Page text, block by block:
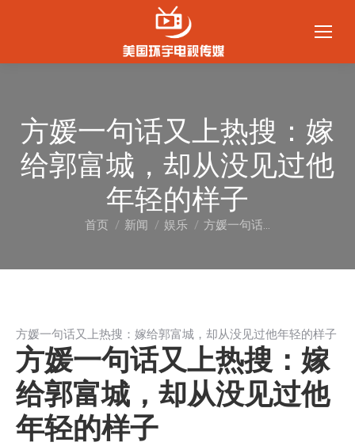
方媛一句话又上热搜：嫁
给郭富城，却从没见过他
年轻的样子
您在这里：
首页 新闻 娱乐 方媛一句话…
方媛一句话又上热搜：嫁给郭富城，却从没见过他年轻的样子
方媛一句话又上热搜：嫁
给郭富城，却从没见过他
年轻的样子